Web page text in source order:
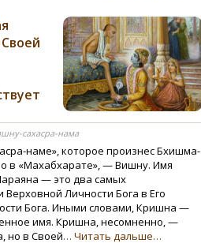
сахасра-нама
наме», которое произнес Бхишма-
в «Махабхарате», — Вишну. Имя
— это два самых
Личности Бога в Его
Бога. Иными словами, Кришна —
имя. Кришна, несомненно, —
но в Своей… Читать дальше…